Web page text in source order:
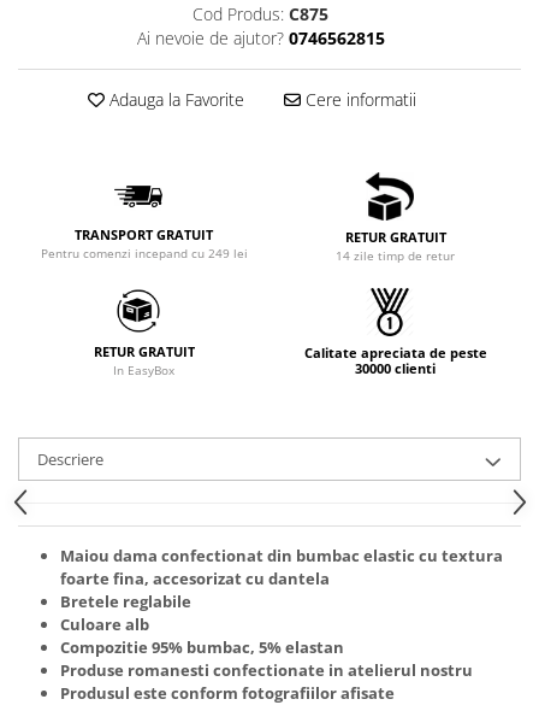
Cod Produs: C875
Ai nevoie de ajutor? 0746562815
Adauga la Favorite Cere informatii
TRANSPORT GRATUIT
Pentru comenzi incepand cu 249 lei
RETUR GRATUIT
14 zile timp de retur
RETUR GRATUIT
In EasyBox
Calitate apreciata de peste
30000 clienti
Descriere
Maiou dama confectionat din bumbac elastic cu textura
foarte fina, accesorizat cu dantela
Bretele reglabile
Culoare alb
Compozitie 95% bumbac, 5% elastan
Produse romanesti confectionate in atelierul nostru
Produsul este conform fotografiilor afisate